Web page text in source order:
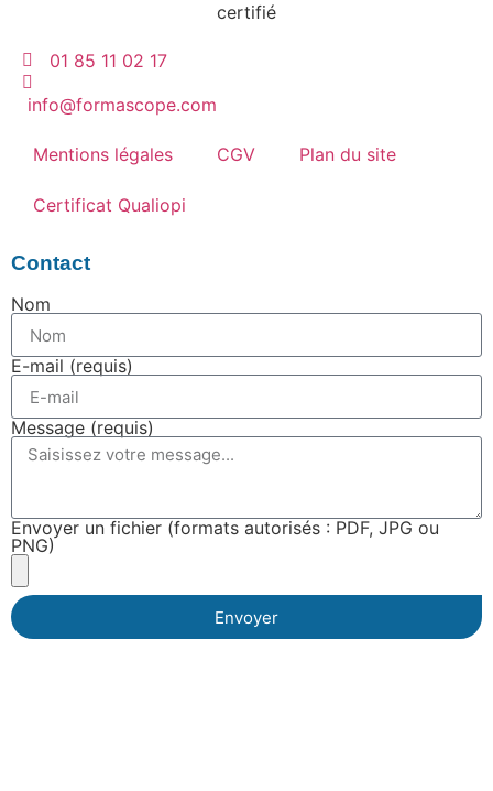
01 85 11 02 17
info@formascope.com
Mentions légales CGV Plan du site
Certificat Qualiopi
Contact
Nom
E-mail (requis)
Message (requis)
Envoyer un fichier (formats autorisés : PDF, JPG ou
PNG)
Envoyer